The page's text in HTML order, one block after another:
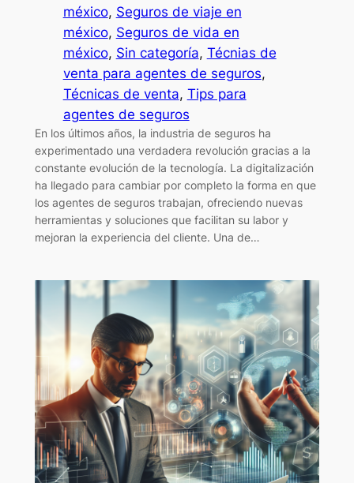
méxico, Seguros de viaje en
méxico, Seguros de vida en
méxico, Sin categoría, Técnias de
venta para agentes de seguros
Técnicas de venta, Tips para
agentes de seguros
En los últimos años, la industria de seguros ha
experimentado una verdadera revolución gracias a la
constante evolución de la tecnología. La digitalización
ha llegado para cambiar por completo la forma en que
los agentes de seguros trabajan, ofreciendo nuevas
herramientas y soluciones que facilitan su labor y
mejoran la experiencia del cliente. Una de…